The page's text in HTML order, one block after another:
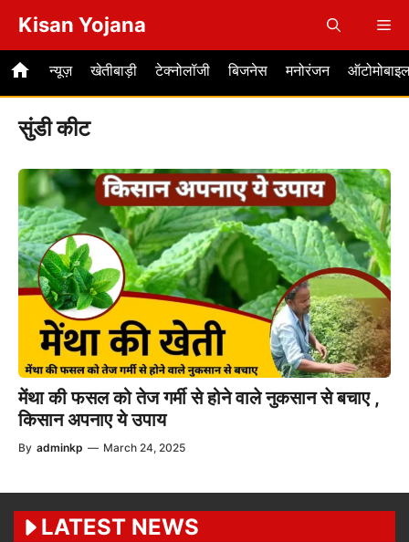
content
Kisan Yojana
न्यूज़ खेतीबाड़ी टेक्नोलॉजी बिजनेस मनोरंजन
सुंडी कीट
मेंथा की फसल को तेज गर्मी से होने वाले नुकसान से बचाए ,
किसान अपनाए ये उपाय
By adminkp — March 24, 2025
LATEST NEWS